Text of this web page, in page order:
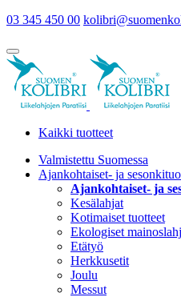
03 345 450 00
Kaikki tuotteet
Valmistettu Suomessa
Ajankohtaiset- ja
Ajankohtaiset- ja
Kesälahjat
Kotimaiset tuotteet
Ekologiset
Etätyö
Herkkusetit
Joulu
Messut